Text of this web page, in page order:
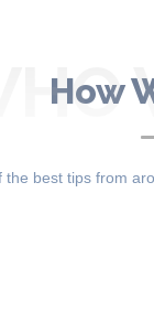
How
the best tips from